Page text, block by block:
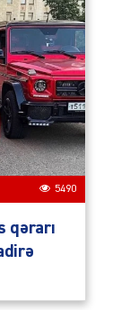
5490
qərarı